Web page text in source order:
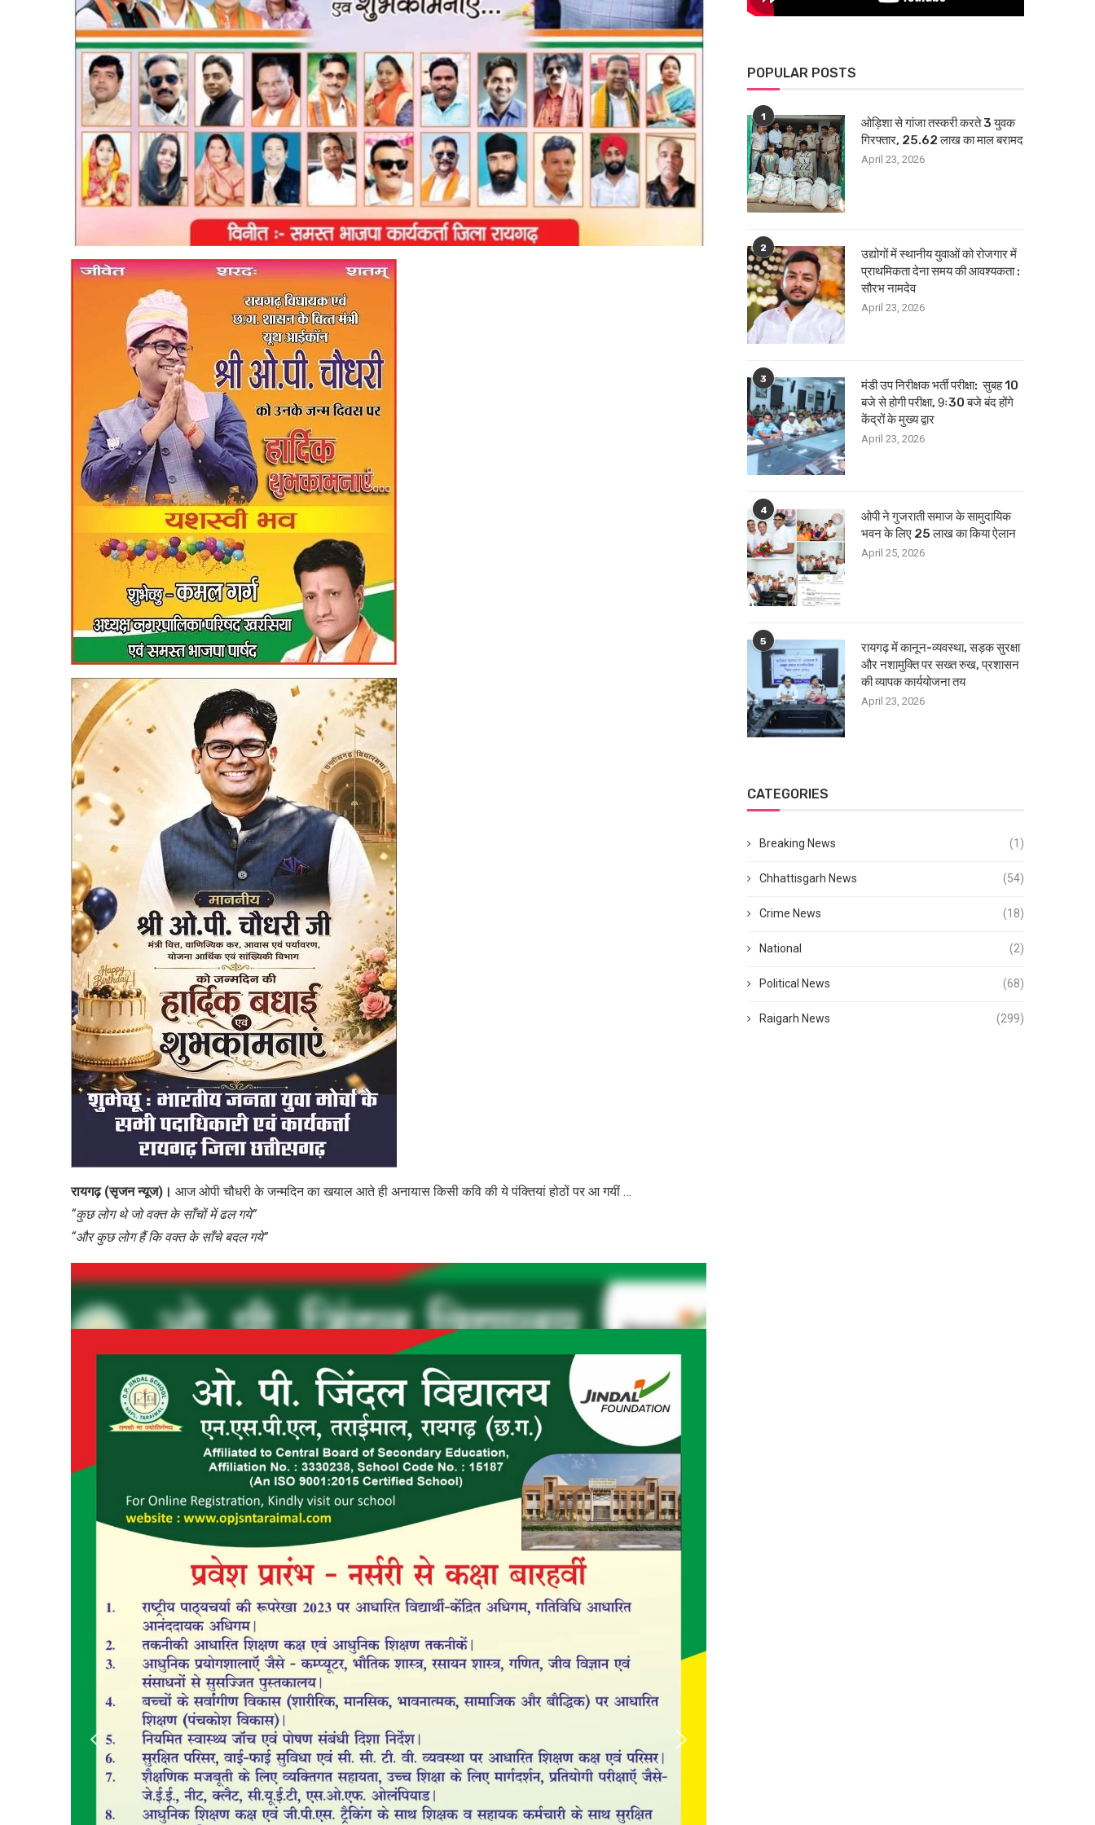
रायगढ़ (सृजन न्यूज)। आज ओपी चौधरी के जन्मदिन का खयाल आते ही अनायास किसी कवि की ये पंक्तियां होठों पर आ गयीं …
“कुछ लोग थे जो वक्त के साँचों में ढल गये”
“और कुछ लोग हैं कि वक्त के साँचे बदल गये”
POPULAR POSTS
1
ओड़िशा से गांजा तस्करी करते 3 युवक
गिरफ्तार, 25.62 लाख का माल बरामद
April 23, 2026
2
उद्योगों में स्थानीय युवाओं को रोजगार में
प्राथमिकता देना समय की आवश्यकता :
सौरभ नामदेव
April 23, 2026
3
मंडी उप निरीक्षक भर्ती परीक्षा: सुबह 10
बजे से होगी परीक्षा, 9ः30 बजे बंद होंगे
केंद्रों के मुख्य द्वार
April 23, 2026
4
ओपी ने गुजराती समाज के सामुदायिक
भवन के लिए 25 लाख का किया ऐलान
April 25, 2026
5
रायगढ़ में कानून-व्यवस्था, सड़क सुरक्षा
और नशामुक्ति पर सख्त रुख, प्रशासन
की व्यापक कार्ययोजना तय
April 23, 2026
CATEGORIES
Breaking News (1)
Chhattisgarh News (54)
Crime News (18)
National (2)
Political News (68)
Raigarh News (299)